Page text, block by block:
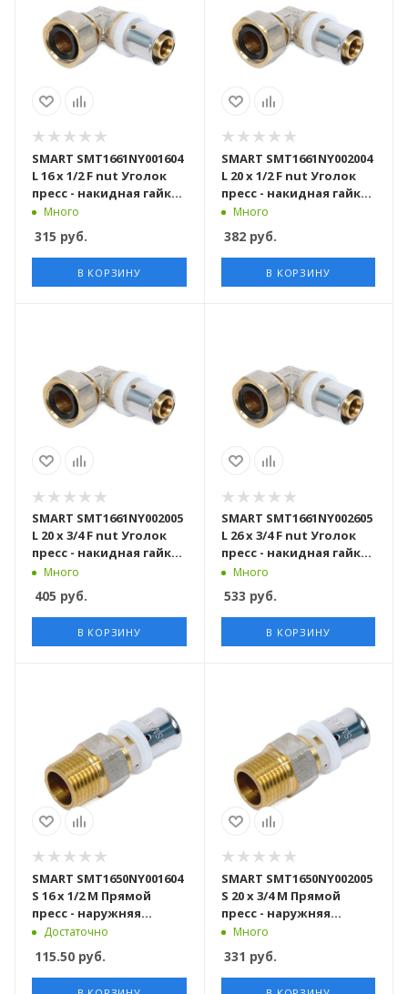
SMART SMT1661NY001604
L 16 x 1/2 F nut Уголок
пресс - накидная гайка
150 штук в упаковке
Много
315 руб.
В КОРЗИНУ
SMART SMT1661NY002004
L 20 x 1/2 F nut Уголок
пресс - накидная гайка
100 штук в упаковке
Много
382руб.
В КОРЗИНУ
SMART SMT1661NY002005
L 20 x 3/4 F nut Уголок
пресс - накидная гайка
100 штук в упаковке
Много
405 руб.
В КОРЗИНУ
SMART SMT1661NY002605
L 26 x 3/4 F nut Уголок
пресс - накидная гайка
100 штук в упаковке
Много
533 руб.
В КОРЗИНУ
SMART SMT1650NY001604
S 16 x 1/2 M Прямой
пресс - наружняя
резьба 150 штук в
Достаточно
115.50 руб.
SMART SMT1650NY002005
S 20 x 3/4 M Прямой
пресс - наружняя
резьба 120 штук в
упаковке
Много
331 руб.